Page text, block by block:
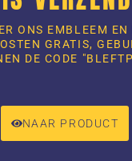
ONS EMBLEEM EN
GRATIS,
DE CODE
NAAR PRODUCT